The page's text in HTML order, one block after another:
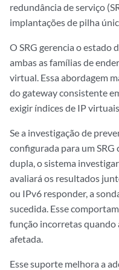
redundância de serviço
implantações de pilha
O SRG gerencia o estado
ambas as famílias de
virtual. Essa abordagem
do gateway consistente
exigir índices de IP
Se a investigação de
configurada para um
dupla, o sistema
avaliará os resultados
ou IPv6 responder, a
sucedida. Esse
função incorretas quando
afetada.
Esse suporte melhora a